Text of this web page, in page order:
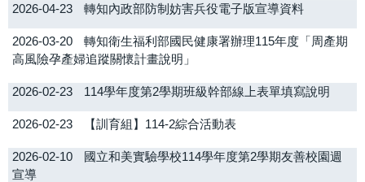
2026-04-23 轉知內政部防制妨害兵役電子版宣導資料
2026-03-20
轉知衛生福利部國民健康署辦理115年度「周產期
高風險孕產婦追蹤關懷計畫說明」
2026-02-23 114學年度第2學期班級幹部線上表單填寫說明
2026-02-23 【訓育組】114-2綜合活動表
2026-02-10
國立和美實驗學校114學年度第2學期友善校園週
宣導